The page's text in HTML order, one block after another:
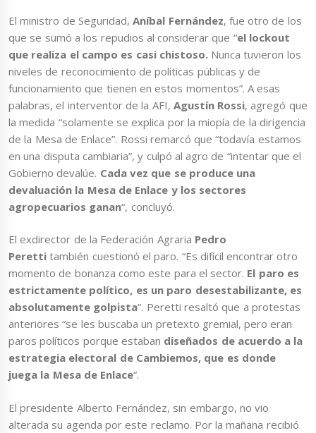
El ministro de Seguridad,Aníbal Fernández, fue otro de los
que se sumó a los repudios al considerar que “el lockout
que realiza el campo es casi chistoso. Nunca tuvieron los
niveles de reconocimiento de políticas públicas y de
funcionamiento que tienen en estos momentos”. A esas
palabras, el interventor de la AFI, Agustín Rossi, agregó que
la medida “solamente se explica por la miopía de la dirigencia
de la Mesa de Enlace”. Rossi remarcó que “todavía estamos
en una disputa cambiaria”, y culpó al agro de “intentar que el
Gobierno devalúe. Cada vez que se produce una
devaluación la Mesa de Enlace y los sectores
agropecuarios ganan“, concluyó.
El exdirector de la Federación Agraria Pedro
Peretti también cuestionó el paro. “Es difícil encontrar otro
momento de bonanza como este para el sector. El paro es
estrictamente político, es un paro desestabilizante, es
absolutamente golpista“. Peretti resaltó que a protestas
anteriores “se les buscaba un pretexto gremial, pero eran
paros políticos porque estaban diseñados de acuerdo a la
estrategia electoral de Cambiemos, que es donde
juega la Mesa de Enlace“.
El presidente Alberto Fernández, sin embargo, no vio
alterada su agenda por este reclamo. Por la mañana recibió